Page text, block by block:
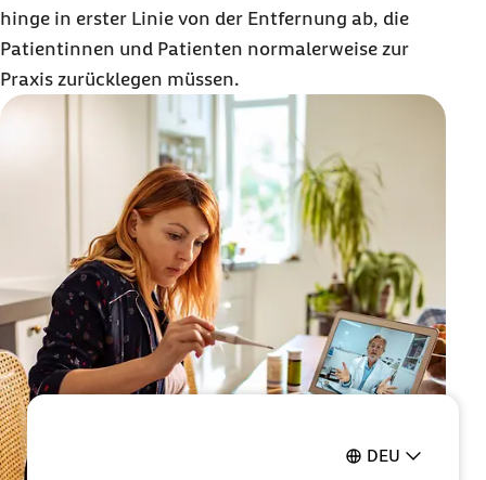
DEU
hinge in erster Linie von der Entfernung ab, die
Patientinnen und Patienten normalerweise zur
Praxis zurücklegen müssen.